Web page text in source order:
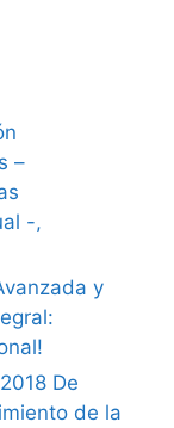
–
-,
y
De
de la